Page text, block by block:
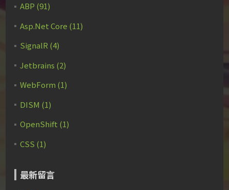
ABP (91)
Asp.Net Core (11)
SignalR (4)
Jetbrains (2)
WebForm (1)
DISM (1)
OpenShift (1)
CSS (1)
最新留言